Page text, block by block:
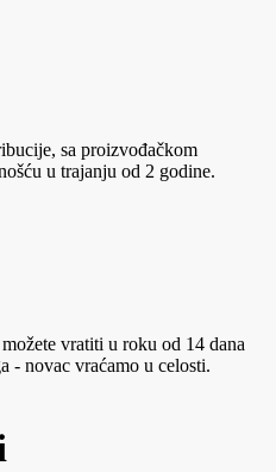
sa proizvođačkom
u trajanju od 2 godine.
vratiti u roku od 14 dana
- novac vraćamo u celosti.